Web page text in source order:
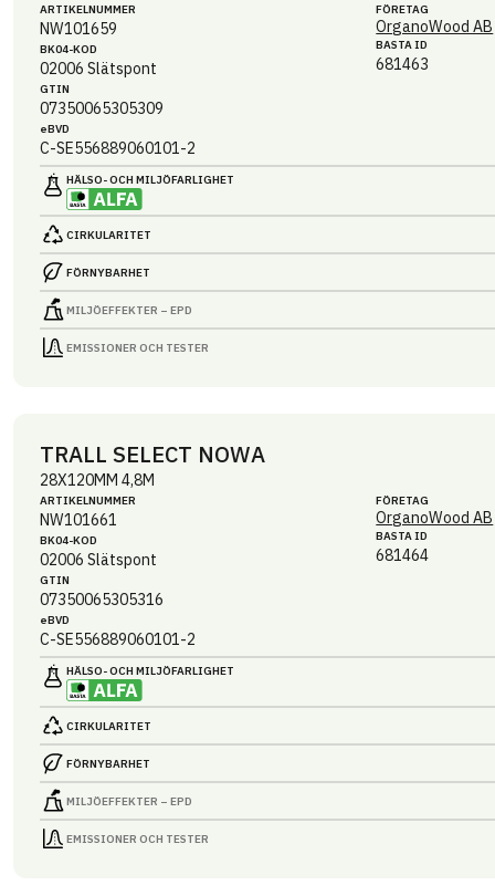
ARTIKEL­NUMMER
NW101659
BK04-KOD
02006 Slätspont
GTIN
07350065305309
eBVD
C-SE556889060101-2
FÖRETAG
OrganoWood AB
BASTA ID
681463
HÄLSO- OCH MILJÖ­FARLIGHET
CIRKULARITET
FÖRNYBARHET
MILJÖEFFEKTER – EPD
EMISSIONER OCH TESTER
TRALL SELECT NOWA
28X120MM 4,8M
ARTIKEL­NUMMER
NW101661
BK04-KOD
02006 Slätspont
GTIN
07350065305316
eBVD
C-SE556889060101-2
FÖRETAG
OrganoWood AB
BASTA ID
681464
HÄLSO- OCH MILJÖ­FARLIGHET
CIRKULARITET
FÖRNYBARHET
MILJÖEFFEKTER – EPD
EMISSIONER OCH TESTER